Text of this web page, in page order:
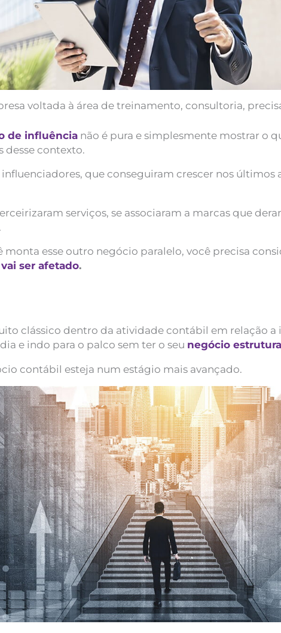
voltada à área de treinamento, consultoria,
de influêncianão é pura e simplesmente mostrar o
desse contexto.
influenciadores, que conseguiram crescer nos últimos
serviços, se associaram a marcas que
monta esse outro negócio paralelo, você precisa
ser afetado.
clássico dentro da atividade contábil em relação a
e indo para o palco sem ter o seu negócio
contábil esteja num estágio mais avançado.